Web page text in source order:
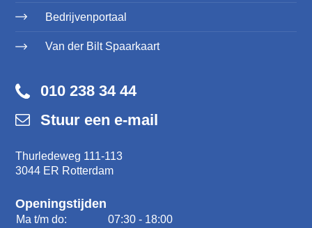
Bedrijvenportaal
Van der Bilt Spaarkaart
010 238 34 44
Stuur een e-mail
Thurledeweg 111-113
3044 ER Rotterdam
Openingstijden
Ma t/m do:
07:30 - 18:00